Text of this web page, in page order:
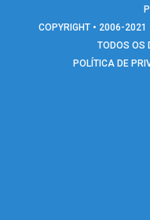
COPYRIGHT • 2006-
TODOS OS
POLÍTICA DE